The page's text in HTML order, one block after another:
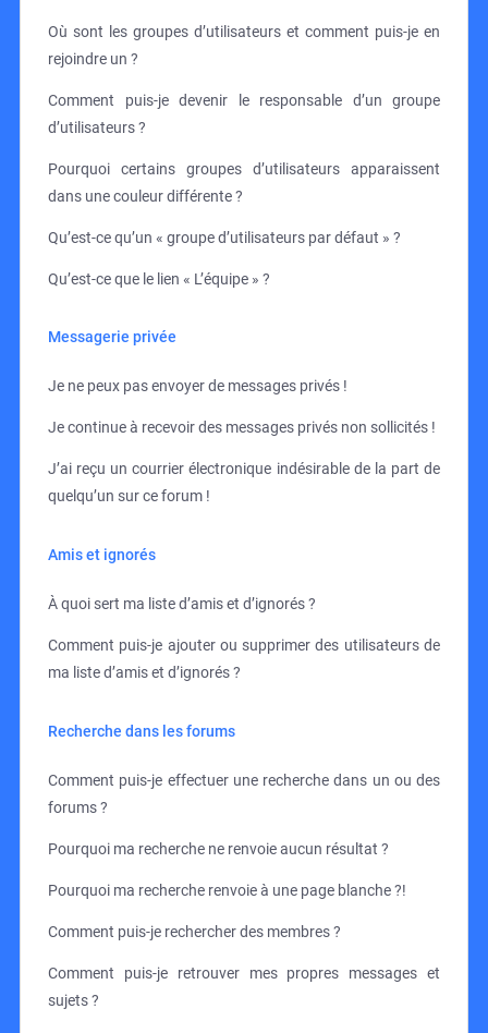
Où sont les groupes d’utilisateurs et comment puis-je en
rejoindre un ?
Comment puis-je devenir le responsable d’un groupe
d’utilisateurs ?
Pourquoi certains groupes d’utilisateurs apparaissent
dans une couleur différente ?
Qu’est-ce qu’un « groupe d’utilisateurs par défaut » ?
Qu’est-ce que le lien « L’équipe » ?
Messagerie privée
Je ne peux pas envoyer de messages privés !
Je continue à recevoir des messages privés non sollicités !
J’ai reçu un courrier électronique indésirable de la part de
quelqu’un sur ce forum !
Amis et ignorés
À quoi sert ma liste d’amis et d’ignorés ?
Comment puis-je ajouter ou supprimer des utilisateurs de
ma liste d’amis et d’ignorés ?
Recherche dans les forums
Comment puis-je effectuer une recherche dans un ou des
forums ?
Pourquoi ma recherche ne renvoie aucun résultat ?
Pourquoi ma recherche renvoie à une page blanche ?!
Comment puis-je rechercher des membres ?
Comment puis-je retrouver mes propres messages et
sujets ?